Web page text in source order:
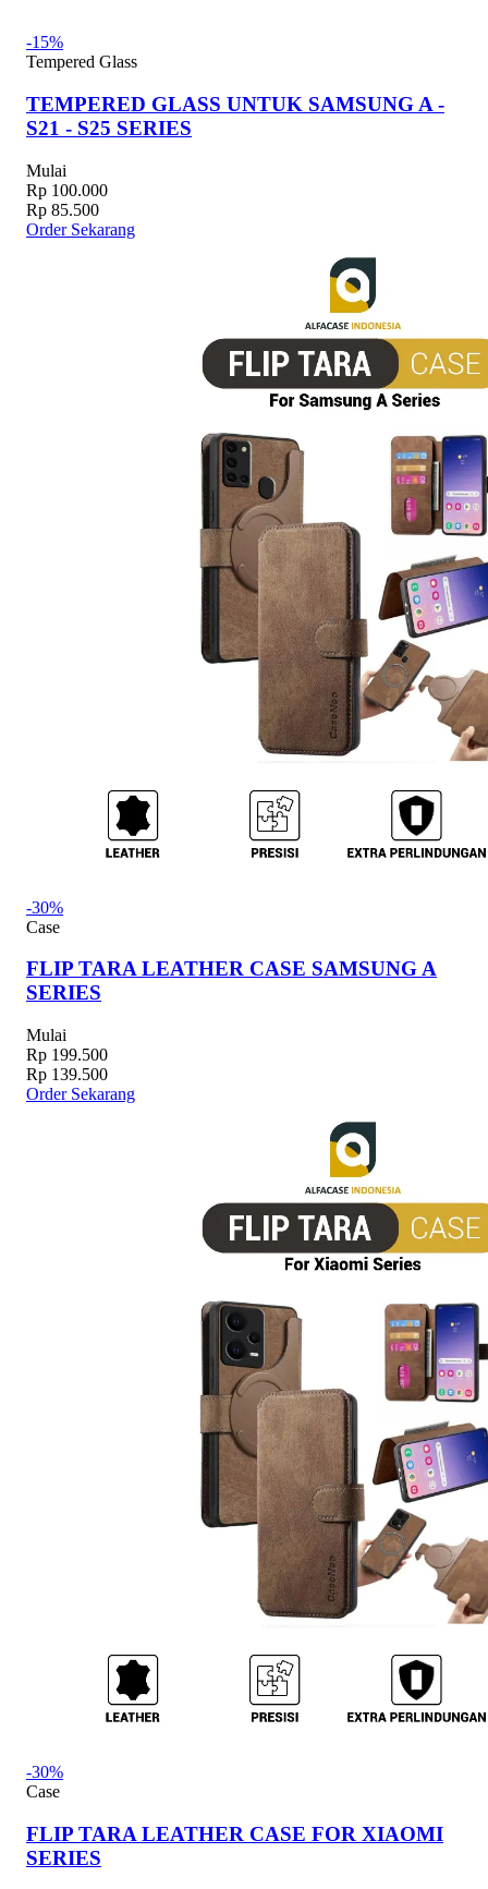
-15%
Tempered Glass
TEMPERED GLASS UNTUK SAMSUNG A -
S21 - S25 SERIES
Mulai
Rp 100.000
Rp 85.500
Order Sekarang
-30%
Case
FLIP TARA LEATHER CASE SAMSUNG A
SERIES
Mulai
Rp 199.500
Rp 139.500
Order Sekarang
-30%
Case
FLIP TARA LEATHER CASE FOR XIAOMI
SERIES